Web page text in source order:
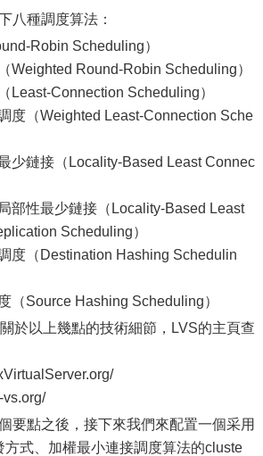
八種調度算法：
Robin Scheduling）
Round-Robin Scheduling）
Connection Scheduling）
（Weighted Least-Connection Sche
鏈接（Locality-Based Least Connec
性最少鏈接（Locality-Based Least
Scheduling）
（Destination Hashing Schedulin
Source Hashing Scheduling）
於以上幾點的技術細節，LVS的主頁查
要點之後，接下來我們來配置一個采用
方式、加權最小連接調度算法的cluste